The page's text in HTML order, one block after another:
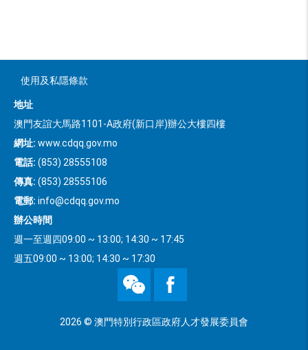
使用及私隱條款
地址
澳門友誼大馬路1101-A政府(新口岸)辦公大樓四樓
網址: www.cdqq.gov.mo
電話: (853) 28555108
傳真: (853) 28555106
電郵: info@cdqq.gov.mo
辦公時間
週一至週四09:00 ~ 13:00; 14:30 ~ 17:45
週五09:00 ~ 13:00; 14:30 ~ 17:30
2026 © 澳門特別行政區政府人才發展委員會